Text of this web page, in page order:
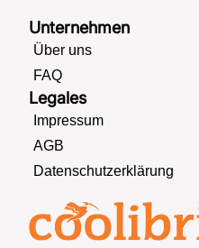
Unternehmen
Über uns
FAQ
Legales
Impressum
AGB
Datenschutzerklärung